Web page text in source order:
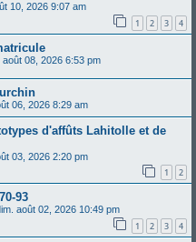
e
10, 2026 9:07 am
1 2 3 4
août 08, 2026 6:53 pm
06, 2026 8:29 am
d'affûts Lahitolle et de
03, 2026 2:20 pm
1 2
93
août 02, 2026 10:49 pm
1 2 3 4